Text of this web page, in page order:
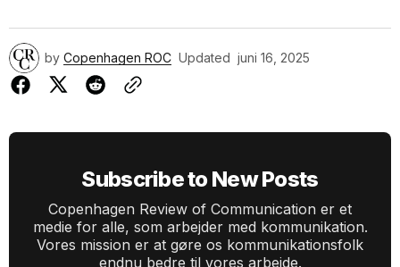
by Copenhagen ROC Updated juni 16, 2025
Subscribe to New Posts
Copenhagen Review of Communication er et
medie for alle, som arbejder med kommunikation.
Vores mission er at gøre os kommunikationsfolk
endnu bedre til vores arbejde.